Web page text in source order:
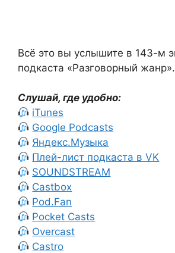
Всё это вы услышите в 143-м
подкаста «Разговорный жанр».
Слушай, где удобно:
iTunes
Google Podcasts
Яндекс.Музыка
Плей-лист подкаста в VK
SOUNDSTREAM
Castbox
Pod.Fan
Pocket Casts
Overcast
Castro